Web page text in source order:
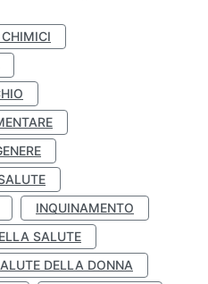
INQUINAMENTO
SALUTE
DELLA DONNA